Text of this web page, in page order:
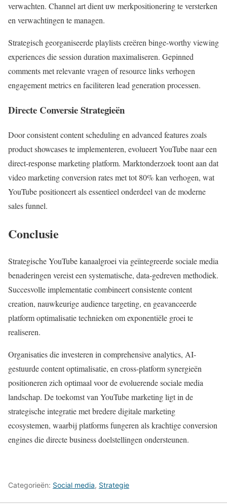
verwachten. Channel art dient uw merkpositionering te versterken
en verwachtingen te managen.
Strategisch georganiseerde playlists creëren binge-worthy viewing
experiences die session duration maximaliseren. Gepinned
comments met relevante vragen of resource links verhogen
engagement metrics en faciliteren lead generation processen.
Directe Conversie Strategieën
Door consistent content scheduling en advanced features zoals
product showcases te implementeren, evolueert YouTube naar een
direct-response marketing platform. Marktonderzoek toont aan dat
video marketing conversion rates met tot 80% kan verhogen, wat
YouTube positioneert als essentieel onderdeel van de moderne
sales funnel.
Conclusie
Strategische YouTube kanaalgroei via geïntegreerde sociale media
benaderingen vereist een systematische, data-gedreven methodiek.
Succesvolle implementatie combineert consistente content
creation, nauwkeurige audience targeting, en geavanceerde
platform optimalisatie technieken om exponentiële groei te
realiseren.
Organisaties die investeren in comprehensive analytics, AI-
gestuurde content optimalisatie, en cross-platform synergieën
positioneren zich optimaal voor de evoluerende sociale media
landschap. De toekomst van YouTube marketing ligt in de
strategische integratie met bredere digitale marketing
ecosystemen, waarbij platforms fungeren als krachtige conversion
engines die directe business doelstellingen ondersteunen.
Categorieën: Social media, Strategie